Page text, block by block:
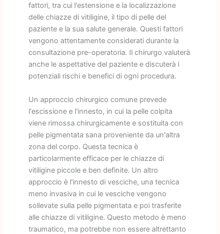
fattori, tra cui l'estensione e la localizzazione
delle chiazze di vitiligine, il tipo di pelle del
paziente e la sua salute generale. Questi fattori
vengono attentamente considerati durante la
consultazione pre-operatoria. Il chirurgo valuterà
anche le aspettative del paziente e discuterà i
potenziali rischi e benefici di ogni procedura.
Un approccio chirurgico comune prevede
l'escissione e l'innesto, in cui la pelle colpita
viene rimossa chirurgicamente e sostituita con
pelle pigmentata sana proveniente da un'altra
zona del corpo. Questa tecnica è
particolarmente efficace per le chiazze di
vitiligine piccole e ben definite. Un altro
approccio è l'innesto di vesciche, una tecnica
meno invasiva in cui le vesciche vengono
sollevate sulla pelle pigmentata e poi trasferite
alle chiazze di vitiligine. Questo metodo è meno
traumatico, ma potrebbe non essere altrettanto